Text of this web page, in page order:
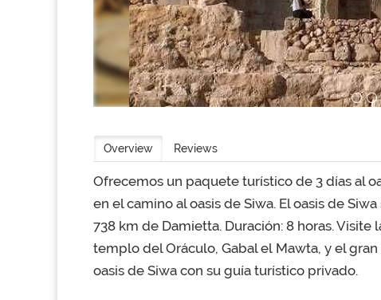
Overview Reviews
Ofrecemos un paquete turístico de 3 días al
en el camino al oasis de Siwa. El oasis de
738 km de Damietta. Duración: 8 horas.
templo del Oráculo, Gabal el Mawta, y el
oasis de Siwa con su guía turístico privado.